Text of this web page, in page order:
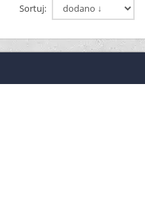
Sortuj: